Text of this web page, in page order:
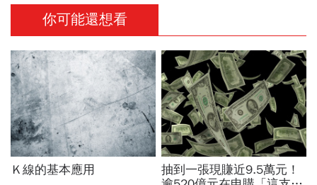
你可能還想看
Ｋ線的基本應用
抽到一張現賺近9.5萬元！